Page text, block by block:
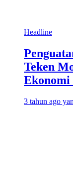
Headline
Teken
Ekonomi
3 tahun ago